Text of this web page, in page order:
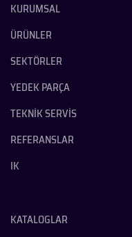
KURUMSAL
ÜRÜNLER
SEKTÖRLER
YEDEK PARÇA
TEKNİK SERVİS
REFERANSLAR
IK
KATALOGLAR